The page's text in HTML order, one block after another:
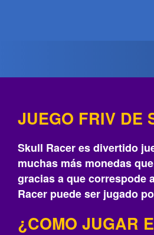
JUEGO FRIV DE
Skull Racer es divertido
muchas más monedas
gracias a que correspode
Racer puede ser jugado
¿COMO JUGAR